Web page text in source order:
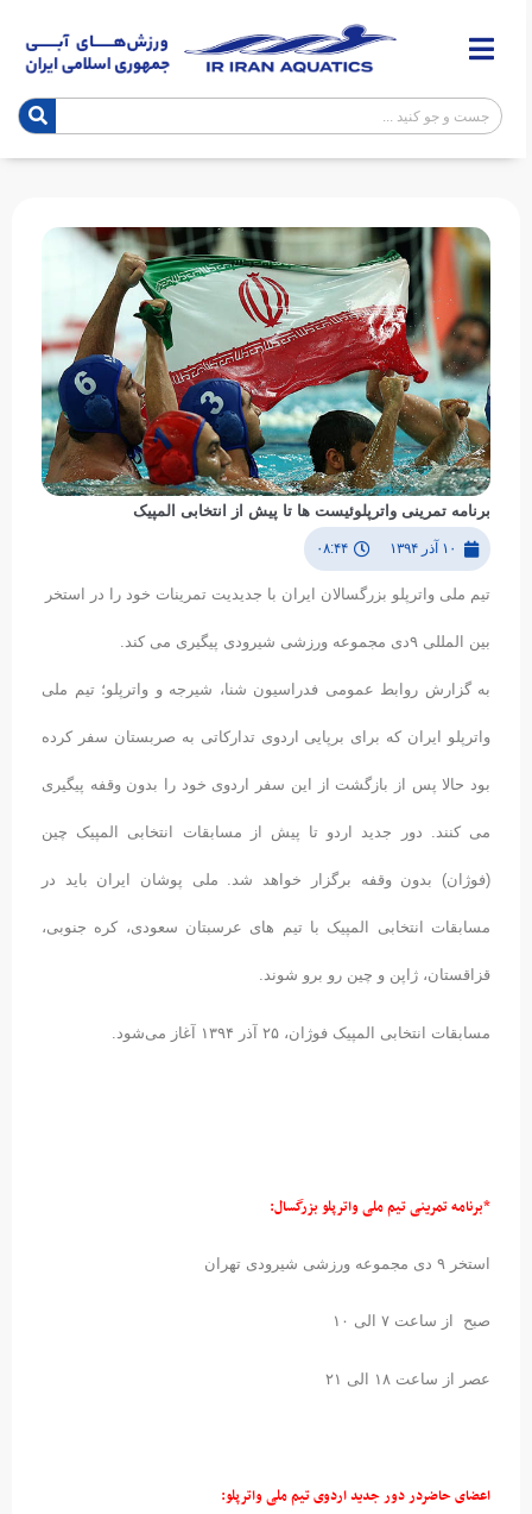
برنامه تمرینی واترپلوئیست ها تا پیش از انتخابی المپیک
۱۰ آذر ۱۳۹۴ ۰۸:۴۴
تیم ملی واترپلو بزرگسالان ایران با جدیدیت تمرینات خود را در استخر
بین المللی ۹دی مجموعه ورزشی شیرودی پیگیری می کند.
به گزارش روابط عمومی فدراسیون شنا، شیرجه و واترپلو؛ تیم ملی
واترپلو ایران که برای برپایی اردوی تدارکاتی به صربستان سفر کرده
بود حالا پس از بازگشت از این سفر اردوی خود را بدون وقفه پیگیری
می کنند. دور جدید اردو تا پیش از مسابقات انتخابی المپیک چین
(فوژان) بدون وقفه برگزار خواهد شد. ملی پوشان ایران باید در
مسابقات انتخابی المپیک با تیم های عرسبتان سعودی، کره جنوبی،
قزاقستان، ژاپن و چین رو برو شوند.
مسابقات انتخابی المپیک فوژان، ۲۵ آذر ۱۳۹۴ آغاز می‌شود.
*برنامه تمرینی تیم ملی واترپلو بزرگسال:
استخر ۹ دی مجموعه ورزشی شیرودی تهران
صبح از ساعت ۷ الی ۱۰
عصر از ساعت ۱۸ الی ۲۱
اعضای حاضردر دور جدید اردوی تیم ملی واترپلو: